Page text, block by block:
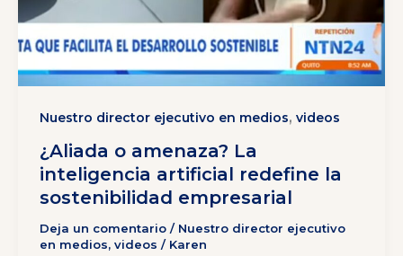
Nuestro director ejecutivo en medios, videos
¿Aliada o amenaza? La
inteligencia artificial redefine la
sostenibilidad empresarial
Deja un comentario / Nuestro director ejecutivo
en medios, videos / Karen